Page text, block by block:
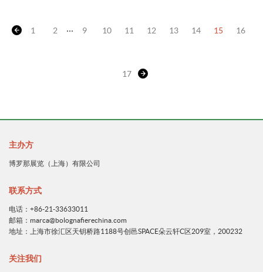
1 2 9 10 11 12 13 14 15 16
17
主办方
博罗那展览（上海）有限公司
联系方式
电话：+86-21-33633011
邮箱：marca@bolognafierechina.com
地址：上海市徐汇区天钥桥路1188号创邑SPACE朵云轩C区209室，200232
关注我们